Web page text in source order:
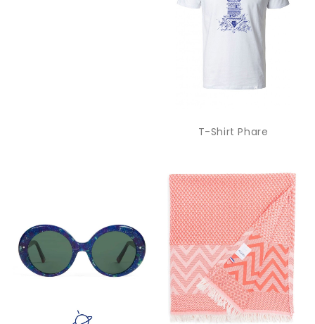
T-Shirt Phare